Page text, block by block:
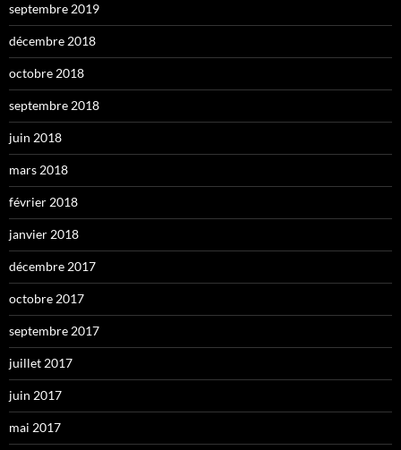
septembre 2019
décembre 2018
octobre 2018
septembre 2018
juin 2018
mars 2018
février 2018
janvier 2018
décembre 2017
octobre 2017
septembre 2017
juillet 2017
juin 2017
mai 2017